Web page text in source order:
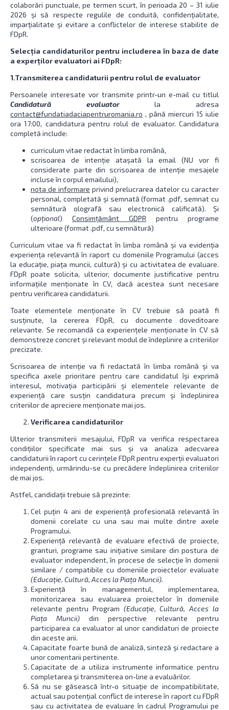
colaborări punctuale, pe termen scurt, în perioada 20 – 31 iulie
2026 și să respecte regulile de conduită, confidențialitate,
imparțialitate și evitare a conflictelor de interese stabilite de
FDpR.
Selecția candidaturilor pentru includerea în baza de date
a experților evaluatori ai FDpR:
1.Transmiterea candidaturii pentru rolul de evaluator
Persoanele interesate vor transmite printr-un e-mail cu titlul
Candidatură evaluatorla adresa
contact@fundatiadaciapentruromania.ro , până miercuri 15 iulie
ora 17:00, candidatura pentru rolul de evaluator. Candidatura
completă include:
curriculum vitae redactat în limba română,
scrisoarea de intenție atașată la email (NU vor fi
considerate parte din scrisoarea de intenție mesajele
incluse în corpul emailului),
nota de informare privind prelucrarea datelor cu caracter
personal, completată și semnată (format .pdf, semnat cu
semnătură olografă sau electronică calificată). Și
(opțional) Consimțământ GDPR pentru programe
ulterioare (format .pdf, cu semnătură)
Curriculum vitae va fi redactat în limba română și va evidenția
experiența relevantă în raport cu domeniile Programului (acces
la educație, piața muncii, cultură) și cu activitatea de evaluare.
FDpR poate solicita, ulterior, documente justificative pentru
informațiile menționate în CV, dacă acestea sunt necesare
pentru verificarea candidaturii.
Toate elementele menționate în CV trebuie să poată fi
susținute, la cererea FDpR, cu documente doveditoare
relevante. Se recomandă ca experiențele menționate în CV să
demonstreze concret și relevant modul de îndeplinire a criteriilor
precizate.
Scrisoarea de intenție va fi redactată în limba română și va
specifica axele prioritare pentru care candidatul își exprimă
interesul, motivația participării și elementele relevante de
experiență care susțin candidatura precum și îndeplinirea
criteriilor de apreciere menționate mai jos.
Verificarea candidaturilor
Ulterior transmiterii mesajului, FDpR va verifica respectarea
condițiilor specificate mai sus și va analiza adecvarea
candidaturii în raport cu cerințele FDpR pentru experții evaluatori
independenți, urmărindu-se cu precădere îndeplinirea criteriilor
de mai jos.
Astfel, candidații trebuie să prezinte:
Cel puțin 4 ani de experiență profesională relevantă în
domenii corelate cu una sau mai multe dintre axele
Programului.
Experiență relevantă de evaluare efectivă de proiecte,
granturi, programe sau inițiative similare din postura de
evaluator independent, în procese de selecție în domenii
similare / compatibile cu domeniile proiectelor evaluate
(Educație, Cultură, Acces la Piața Muncii).
Experiență în managementul, implementarea,
monitorizarea sau evaluarea proiectelor în domeniile
relevante pentru Program (Educație, Cultură, Acces la
Piața Muncii) din perspective relevante pentru
participarea ca evaluator al unor candidaturi de proiecte
din aceste arii.
Capacitate foarte bună de analiză, sinteză și redactare a
unor comentarii pertinente.
Capacitate de a utiliza instrumente informatice pentru
completarea şi transmiterea on-line a evaluărilor.
Să nu se găsească într-o situație de incompatibilitate,
actual sau potențial conflict de interese în raport cu FDpR
sau cu activitatea de evaluare în cadrul Programului pe